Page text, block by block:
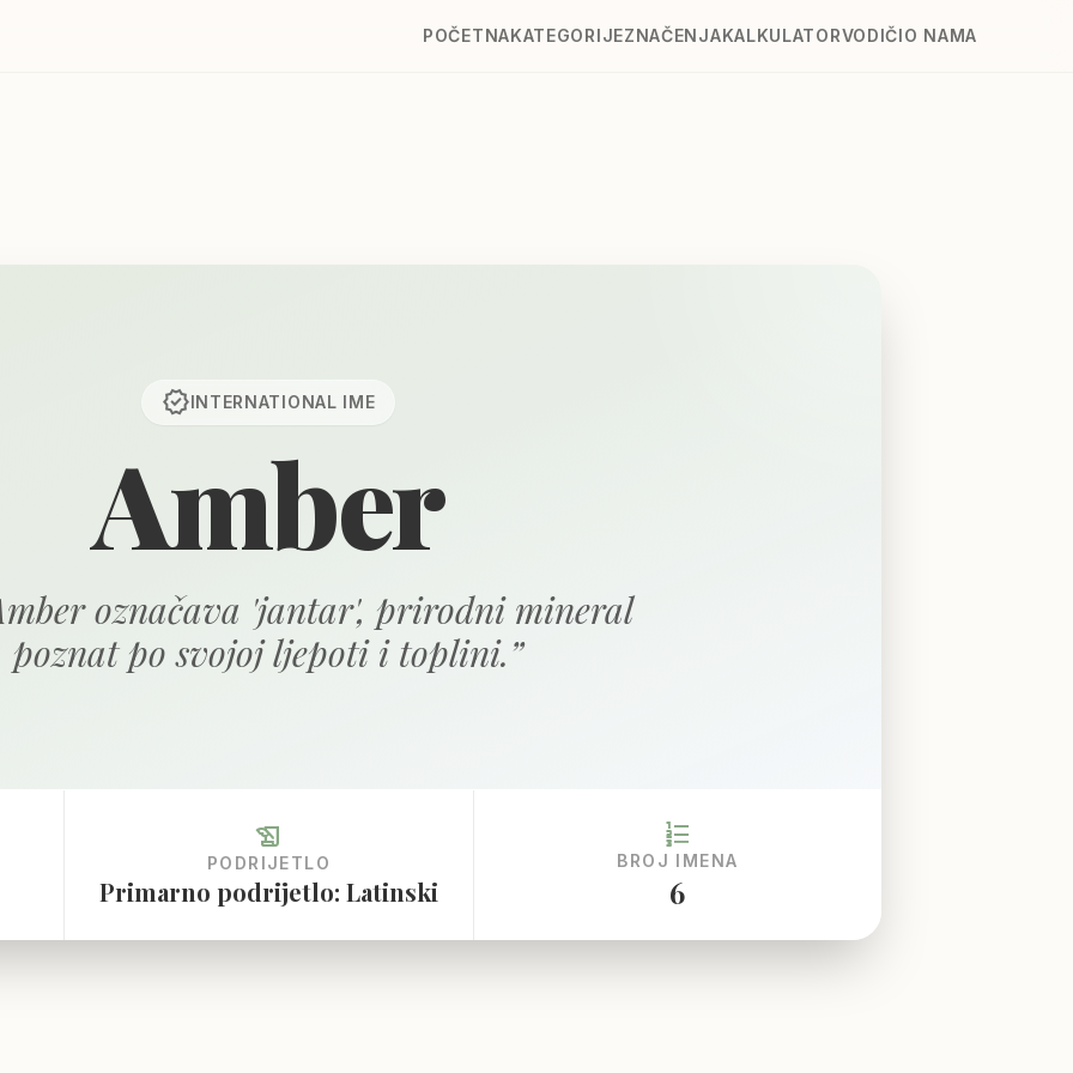
POČETNAKATEGORIJEZNAČENJAKALKULATORVODIČIO NAMA
verifiedINTERNATIONAL IME
Amber
označava 'jantar', prirodni mineral
poznat po svojoj ljepoti i toplini.”
history_edu
PODRIJETLO
Primarno podrijetlo: Latinski
format_list_numbered
BROJ IMENA
6